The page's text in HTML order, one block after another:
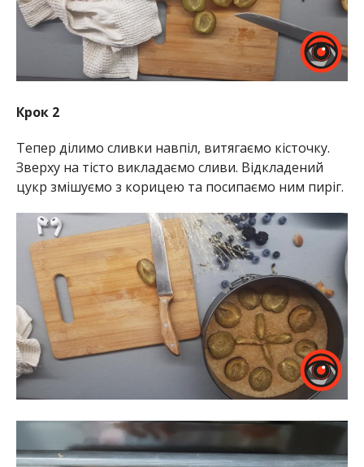
Крок 2
Тепер ділимо сливки навпіл, витягаємо кісточку.
Зверху на тісто викладаємо сливи. Відкладений
цукр змішуємо з корицею та посипаємо ним пиріг.